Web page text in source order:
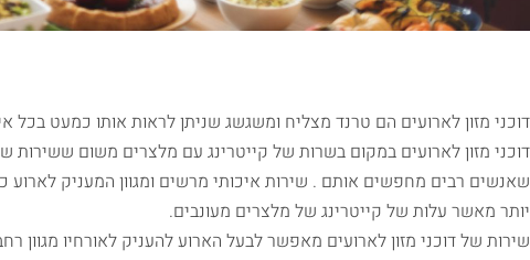
דוכני מזון לארועים הם טרנד מצליח ומשגשג שניתן לראות אותו כמעט
דוכני מזון לארועים במקום בשרות של קייטרינג עם מלצרים משום ששירות
שאנשים רבים מחפשים אותם . שירות איכותי מרשים ומגוון המעניק לארוע
יותר מאשר עלות של קייטרינג של מלצרים מעונבים.
שירות של דוכני מזון לארועים מאפשר לבעל הארוע להעניק לאורחיו